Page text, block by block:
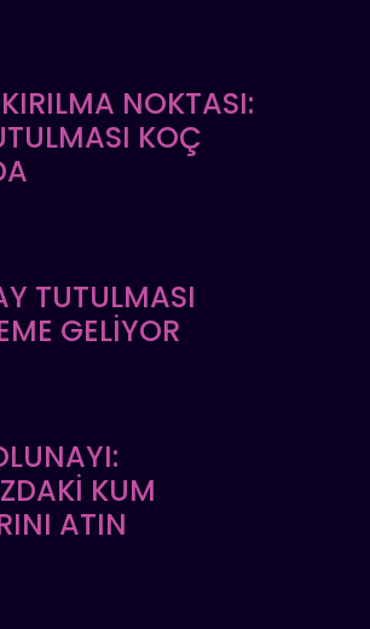
NOKTASI:
KOÇ
TUTULMASI
GELİYOR
KUM
ATIN